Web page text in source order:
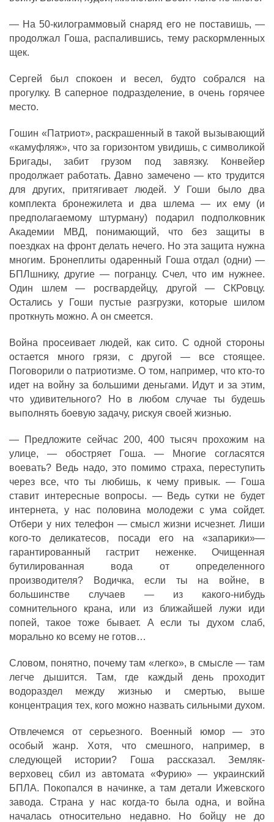
— На 50-килограммовый снаряд его не поставишь, —
продолжал Гоша, распалившись, тему раскормленных
щек.
Сергей был спокоен и весел, будто собрался на
прогулку. В саперное подразделение, в очень горячее
место.
Гошин «Патриот», раскрашенный в такой вызывающий
«камуфляж», что за горизонтом увидишь, с символикой
Бригады, забит грузом под завязку. Конвейер
продолжает работать. Давно замечено — кто трудится
для других, притягивает людей. У Гоши было два
комплекта бронежилета и два шлема — их ему (и
предполагаемому штурману) подарил подполковник
Академии МВД, понимающий, что без защиты в
поездках на фронт делать нечего. Но эта защита нужна
многим. Бронеплиты одаренный Гоша отдал (одни) —
БПЛшнику, другие — погранцу. Счел, что им нужнее.
Один шлем — росгвардейцу, другой — СКРовцу.
Остались у Гоши пустые разгрузки, которые шилом
проткнуть можно. А он смеется.
Война просеивает людей, как сито. С одной стороны
остается много грязи, с другой — все стоящее.
Поговорили о патриотизме. О том, например, что кто-то
идет на войну за большими деньгами. Идут и за этим,
что удивительного? Но в любом случае ты будешь
выполнять боевую задачу, рискуя своей жизнью.
— Предложите сейчас 200, 400 тысяч прохожим на
улице, — обостряет Гоша. — Многие согласятся
воевать? Ведь надо, это помимо страха, переступить
через все, что ты любишь, к чему привык. — Гоша
ставит интересные вопросы. — Ведь сутки не будет
интернета, у нас половина молодежи с ума сойдет.
Отбери у них телефон — смысл жизни исчезнет. Лиши
кого-то деликатесов, посади его на «запарики»—
гарантированный гастрит неженке. Очищенная
бутилированная вода от определенного
производителя? Водичка, если ты на вой­не, в
большинстве случаев — из какого-нибудь
сомнительного крана, или из ближайшей лужи иди
попей, такое тоже бывает. А если ты духом слаб,
морально ко всему не готов…
Словом, понятно, почему там «легко», в смысле — там
легче дышится. Там, где каждый день проходит
водораздел между жизнью и смертью, выше
концентрация тех, кого можно назвать сильными духом.
Отвлечемся от серьезного. Военный юмор — это
особый жанр. Хотя, что смешного, например, в
следующей истории? Гоша рассказал. Земляк-
верховец сбил из автомата «Фурию» — украинский
БПЛА. Покопался в начинке, а там детали Ижевского
завода. Страна у нас когда-то была одна, и война
началась относительно недавно. Но бойцу не до